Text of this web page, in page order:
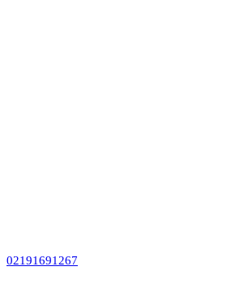
02191691267